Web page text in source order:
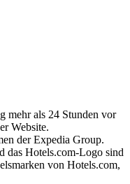
mehr als 24 Stunden vor
Website.
der Expedia Group.
das Hotels.com-Logo sind
von Hotels.com,